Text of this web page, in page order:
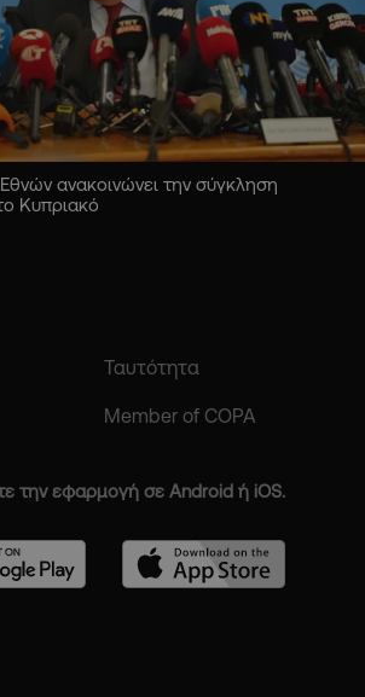
ανακοινώνει την σύγκληση
Κυπριακό
Ταυτότητα
Member of COPA
την εφαρμογή σε Android ή iOS.